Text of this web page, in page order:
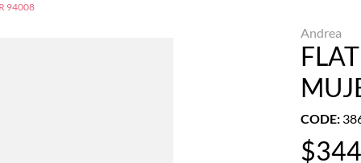
94008
Andrea
CODE:
$